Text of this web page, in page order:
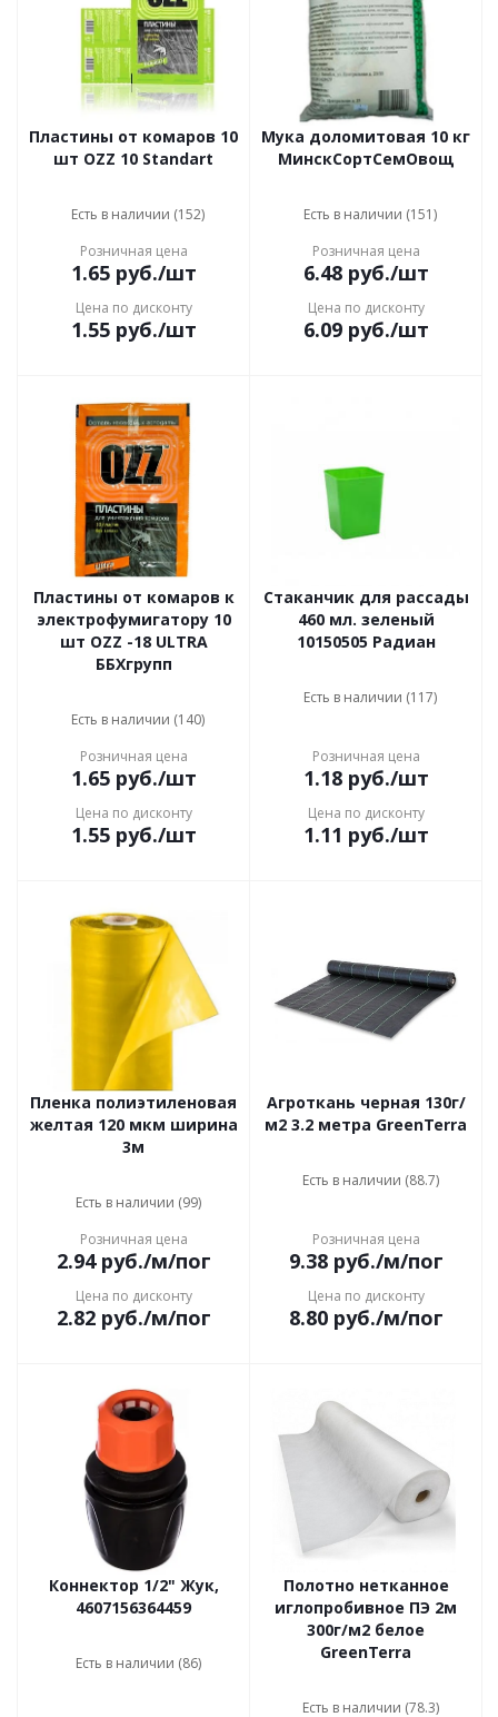
Пластины от комаров 10
шт OZZ 10 Standart
Есть в наличии (152)
Розничная цена
1.65руб./шт
Цена по дисконту
1.55руб./шт
Мука доломитовая 10 кг
МинскСортСемОвощ
Есть в наличии (151)
Розничная цена
6.48руб./шт
Цена по дисконту
6.09руб./шт
Пластины от комаров к
электрофумигатору 10
шт OZZ -18 ULTRA
ББХгрупп
Есть в наличии (140)
Розничная цена
1.65руб./шт
Цена по дисконту
1.55руб./шт
Стаканчик для рассады
460 мл. зеленый
10150505 Радиан
Есть в наличии (117)
Розничная цена
1.18руб./шт
Цена по дисконту
1.11 руб./шт
Пленка полиэтиленовая
желтая 120 мкм ширина
3м
Есть в наличии (99)
Розничная цена
2.94руб./м/пог
Цена по дисконту
2.82руб./м/пог
Агроткань черная 130г/
м2 3.2 метра GreenTerra
Есть в наличии (88.7)
Розничная цена
9.38руб./м/пог
Цена по дисконту
8.80руб./м/пог
Коннектор 1/2" Жук,
4607156364459
Есть в наличии (86)
Полотно нетканное
иглопробивное ПЭ 2м
300г/м2 белое
GreenTerra
Есть в наличии (78.3)